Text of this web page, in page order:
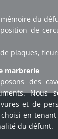
du
de
plaques,
marbrerie
des
Nous
et de
en
du défunt.